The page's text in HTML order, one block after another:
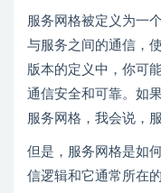
服务网格被定义为一
与服务之间的通信，
版本的定义中，你可
通信安全和可靠。如
服务网格，我会说，
但是，服务网格是如
信逻辑和它通常所在